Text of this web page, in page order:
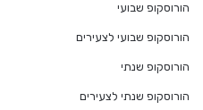
הורוסקופ שבועי
הורוסקופ שבועי לצעירים
הורוסקופ שנתי
הורוסקופ שנתי לצעירים